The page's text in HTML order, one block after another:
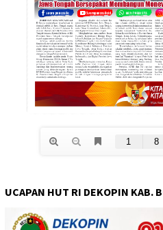
UCAPAN HUT RI DEKOPIN KAB.